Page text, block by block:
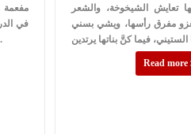
مفعمة
في
إلى
تعايش الشيخوخة، والشعر
يغزو مفرق رأسها، ويشي بسني
Read more